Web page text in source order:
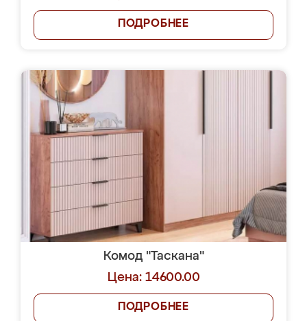
ПОДРОБНЕЕ
Комод "Таскана"
Цена: 14600.00
ПОДРОБНЕЕ